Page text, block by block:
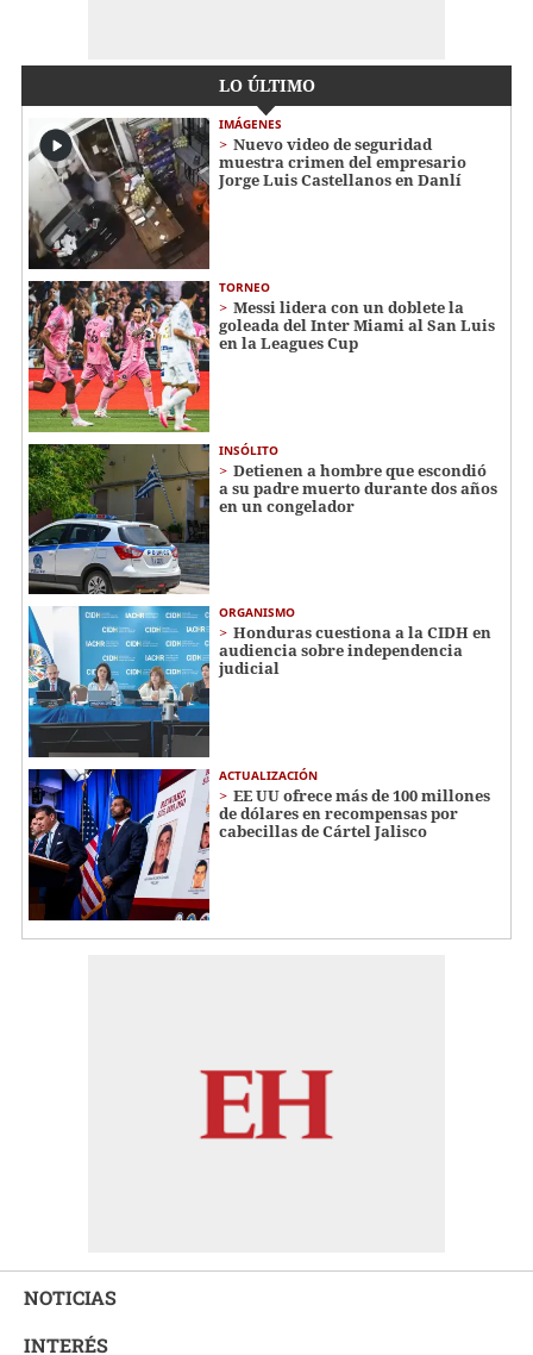
LO ÚLTIMO
IMÁGENES
Nuevo video de seguridad
muestra crimen del empresario
Jorge Luis Castellanos en Danlí
TORNEO
Messi lidera con un doblete la
goleada del Inter Miami al San Luis
en la Leagues Cup
INSÓLITO
Detienen a hombre que escondió
a su padre muerto durante dos años
en un congelador
ORGANISMO
Honduras cuestiona a la CIDH en
audiencia sobre independencia
judicial
ACTUALIZACIÓN
EE UU ofrece más de 100 millones
de dólares en recompensas por
cabecillas de Cártel Jalisco
NOTICIAS
INTERÉS